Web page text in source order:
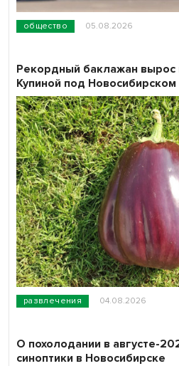
общество 05.08.2026
развлечения 04.08.2026
Рекордный баклажан вырос
Купиной под Новосибирском
О похолодании в августе-
синоптики в Новосибирске